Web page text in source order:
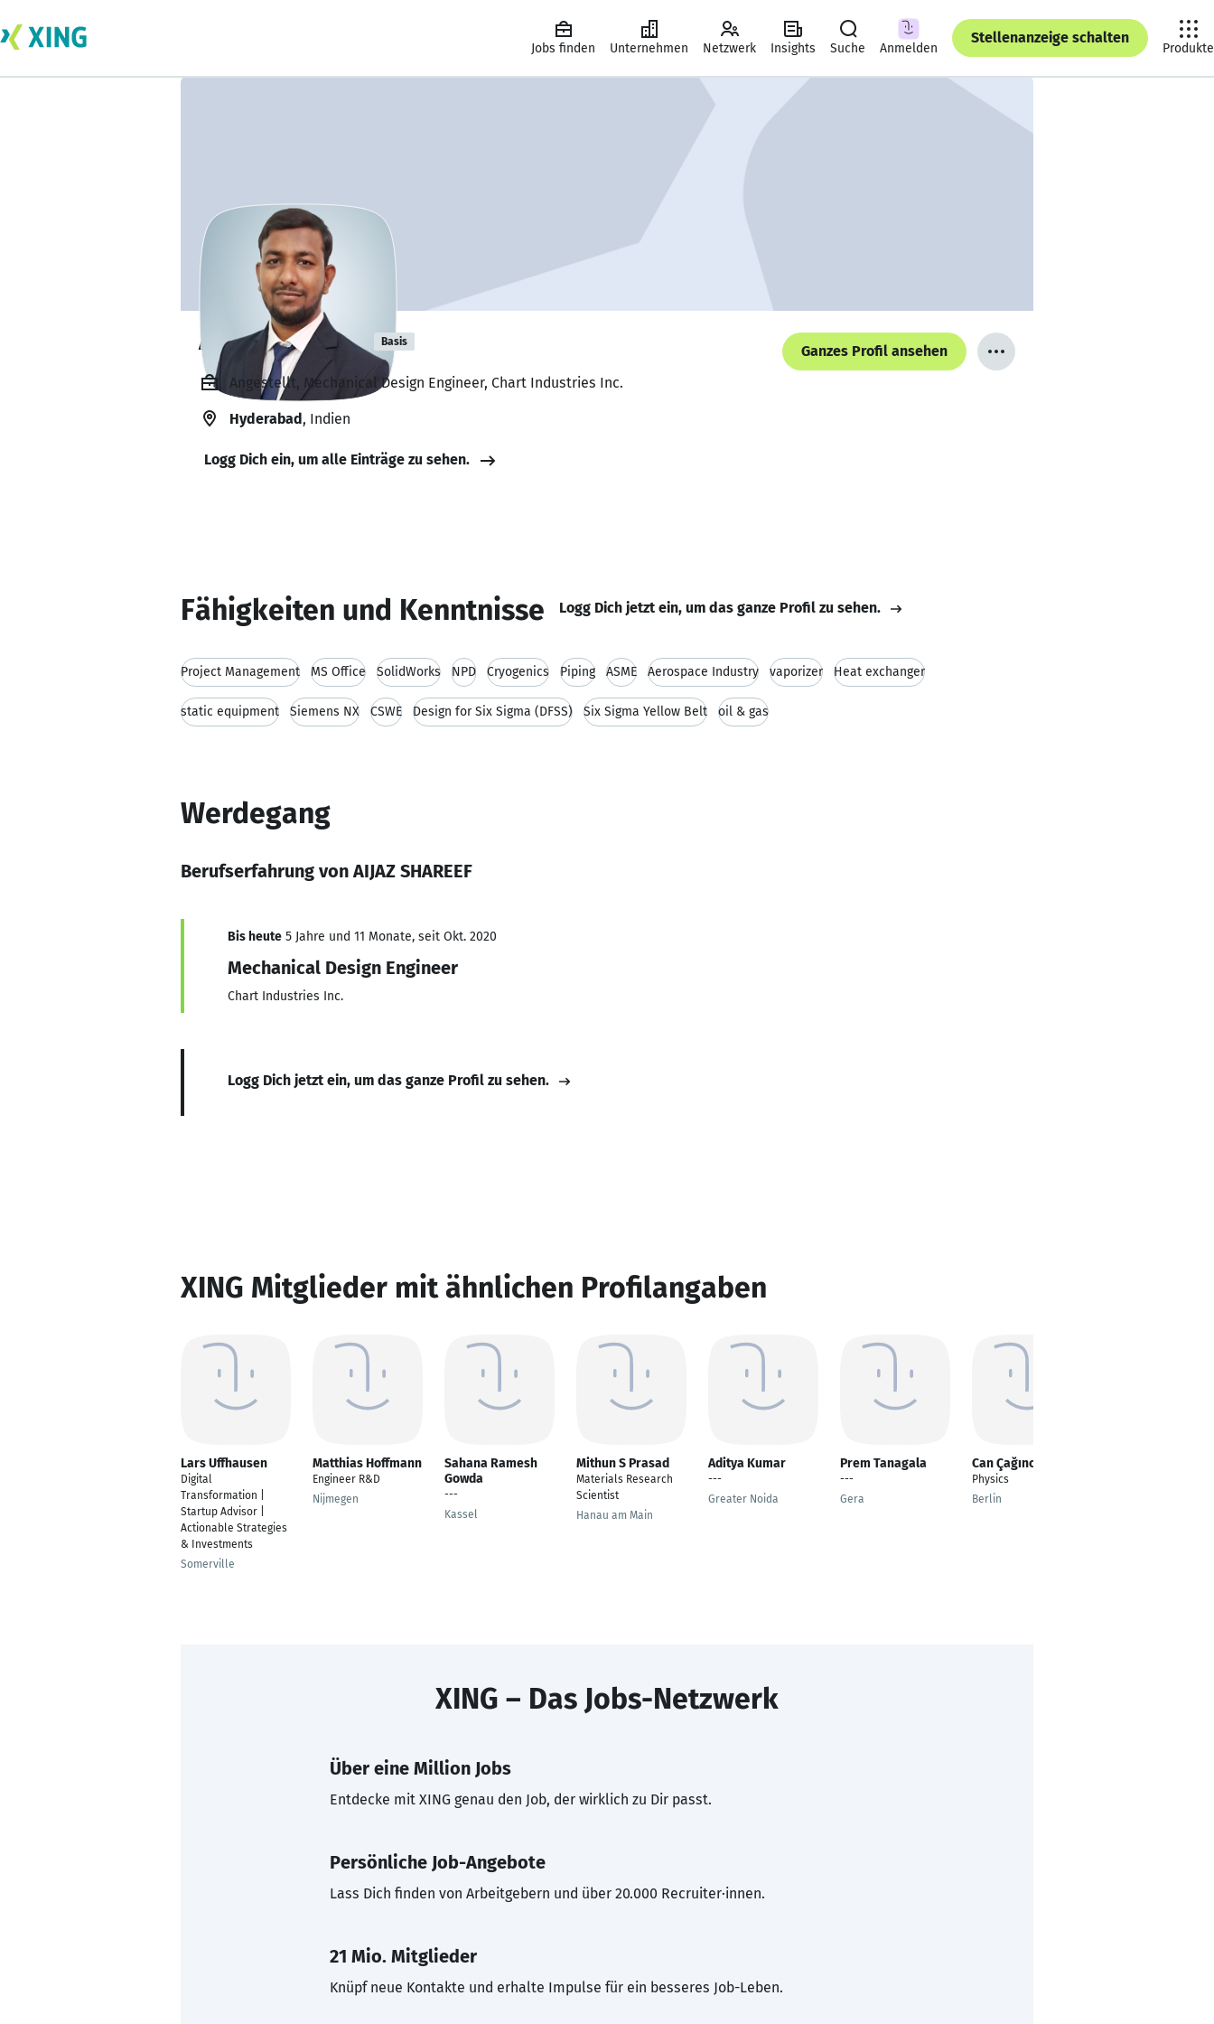
Jobs finden Unternehmen Netzwerk Insights Suche Anmelden
Stellenanzeige schalten
Produkte
AIJAZ SHAREEF Basis
Ganzes Profil ansehen
Angestellt, Mechanical Design Engineer, Chart Industries Inc.
Hyderabad, Indien
Logg Dich ein, um alle Einträge zu sehen.
Fähigkeiten und Kenntnisse Logg Dich jetzt ein, um das ganze Profil zu sehen.
Project Management MS Office SolidWorks NPD Cryogenics Piping ASME Aerospace Industry vaporizer Heat exchanger
static equipment Siemens NX CSWE Design for Six Sigma (DFSS) Six Sigma Yellow Belt oil & gas
Werdegang
Berufserfahrung von AIJAZ SHAREEF
Bis heute 5 Jahre und 11 Monate, seit Okt. 2020
Mechanical Design Engineer
Chart Industries Inc.
Logg Dich jetzt ein, um das ganze Profil zu sehen.
XING Mitglieder mit ähnlichen Profilangaben
Lars Uffhausen
Digital
Transformation |
Startup Advisor |
Actionable Strategies
& Investments
Somerville
Matthias Hoffmann
Engineer R&D
Nijmegen
Sahana Ramesh
Gowda
---
Kassel
Mithun S Prasad
Materials Research
Scientist
Hanau am Main
Aditya Kumar
---
Greater Noida
Prem Tanagala
---
Gera
Can Çağıncan
Physics
Berlin
XING – Das Jobs-Netzwerk
Über eine Million Jobs
Entdecke mit XING genau den Job, der wirklich zu Dir passt.
Persönliche Job-Angebote
Lass Dich finden von Arbeitgebern und über 20.000 Recruiter·innen.
21 Mio. Mitglieder
Knüpf neue Kontakte und erhalte Impulse für ein besseres Job-Leben.